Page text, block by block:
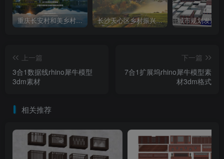
重庆长安村和美乡村建设项目方案文本 长沙天心区乡村振兴运营策划方案文本
上一篇
3合1数据线rhino犀牛模型
3dm素材
下一篇
7合1扩展坞rhino犀牛模型素
材3dm格式
相关推荐